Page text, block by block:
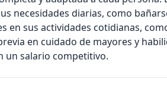
necesidades diarias, como
en sus actividades cotidianas,
en cuidado de mayores y
un salario competitivo.